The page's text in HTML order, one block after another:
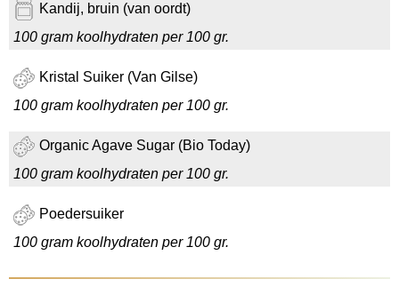
Kandij, bruin (van oordt)
100 gram koolhydraten per 100 gr.
Kristal Suiker (Van Gilse)
100 gram koolhydraten per 100 gr.
Organic Agave Sugar (Bio Today)
100 gram koolhydraten per 100 gr.
Poedersuiker
100 gram koolhydraten per 100 gr.